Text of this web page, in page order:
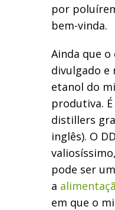
por
bem-vinda.
Ainda que
divulgado
etanol do
produtiva.
distillers
inglês). O
pode ser
a
em que o